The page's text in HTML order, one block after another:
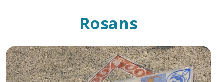
PATRIMOINE
RANDONNÉES
Rosans